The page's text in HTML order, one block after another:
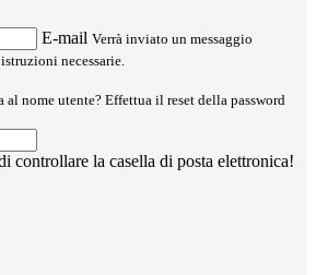
E-mail Verrà inviato un messaggio
necessarie.
al nome utente? Effettua il reset della password
controllare la casella di posta elettronica!